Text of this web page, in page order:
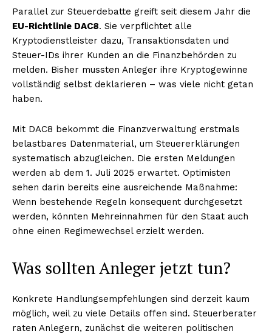
Parallel zur Steuerdebatte greift seit diesem Jahr die
EU-Richtlinie DAC8. Sie verpflichtet alle
Kryptodienstleister dazu, Transaktionsdaten und
Steuer-IDs ihrer Kunden an die Finanzbehörden zu
melden. Bisher mussten Anleger ihre Kryptogewinne
vollständig selbst deklarieren – was viele nicht getan
haben.
Mit DAC8 bekommt die Finanzverwaltung erstmals
belastbares Datenmaterial, um Steuererklärungen
systematisch abzugleichen. Die ersten Meldungen
werden ab dem 1. Juli 2025 erwartet. Optimisten
sehen darin bereits eine ausreichende Maßnahme:
Wenn bestehende Regeln konsequent durchgesetzt
werden, könnten Mehreinnahmen für den Staat auch
ohne einen Regimewechsel erzielt werden.
Was sollten Anleger jetzt tun?
Konkrete Handlungsempfehlungen sind derzeit kaum
möglich, weil zu viele Details offen sind. Steuerberater
raten Anlegern, zunächst die weiteren politischen